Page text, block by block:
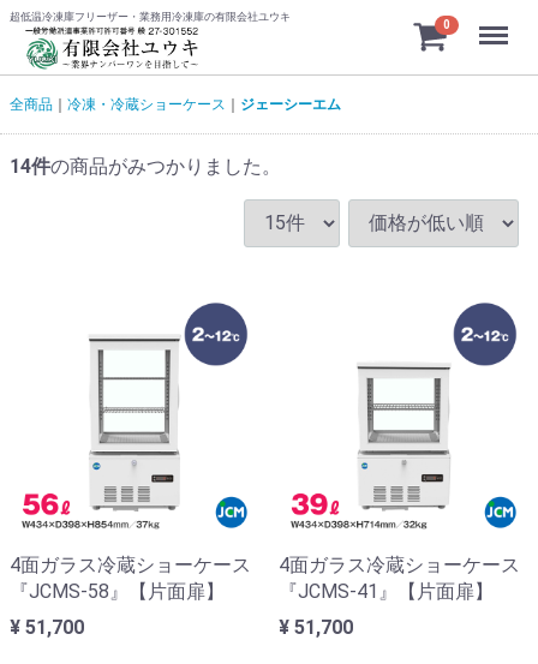
超低温冷凍庫フリーザー・業務用冷凍庫の有限会社ユウキ
0 Menu
全商品 冷凍・冷蔵ショーケース ジェーシーエム
14件の商品がみつかりました。
4面ガラス冷蔵ショーケース
『JCMS-58』【片面扉】
¥ 51,700
4面ガラス冷蔵ショーケース
『JCMS-41』【片面扉】
¥ 51,700